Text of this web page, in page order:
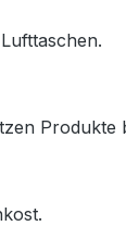
Produkte